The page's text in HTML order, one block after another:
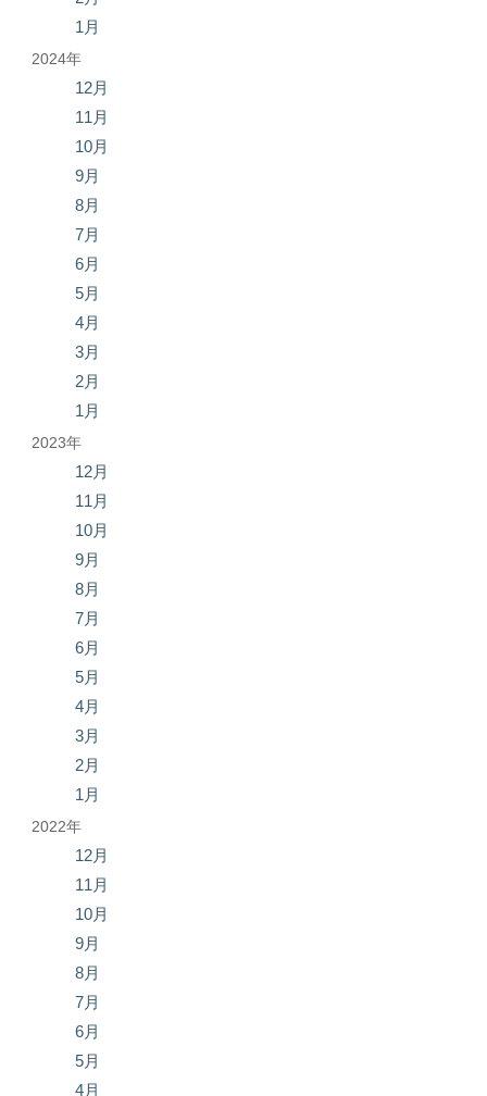
1月
2024年
12月
11月
10月
9月
8月
7月
6月
5月
4月
3月
2月
1月
2023年
12月
11月
10月
9月
8月
7月
6月
5月
4月
3月
2月
1月
2022年
12月
11月
10月
9月
8月
7月
6月
5月
4月